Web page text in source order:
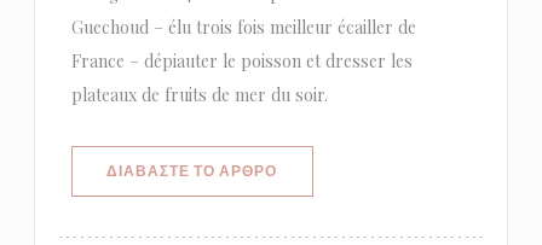
Guechoud – élu trois fois meilleur écailler de
France – dépiauter le poisson et dresser les
plateaux de fruits de mer du soir.
ΔΙΑΒΆΣΤΕ ΤΟ ΆΡΘΡΟ